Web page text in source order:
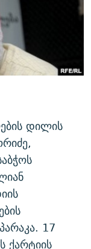
დილის
17
ქარტიის